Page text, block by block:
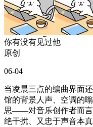
你有没有见过他
原创
06-04
当凌晨三点的编曲界面
馆的背景人声、空调的
思——对音乐创作者而言
绝干扰、又忠于声音本